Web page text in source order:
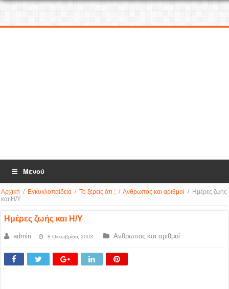
Μενού
Αρχική / Εγκυκλοπαίδεια / Το ξέρεις ότι ; / Ανθρωπος και αριθμοί / Ημέρες ζωής
και Η/Υ
Ημέρες ζωής και Η/Υ
admin 8 Οκτωβρίου, 2003 Ανθρωπος και αριθμοί